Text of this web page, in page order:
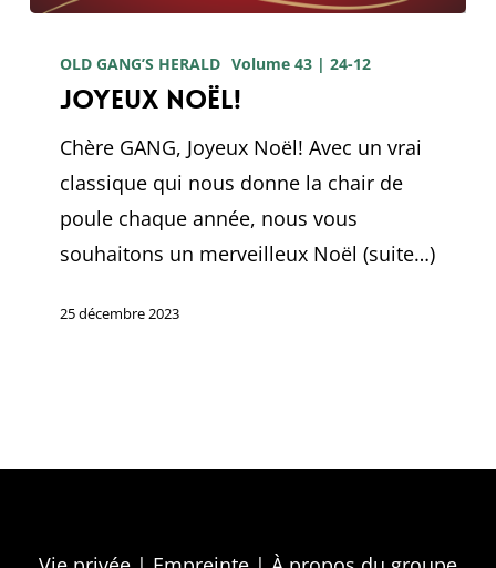
Noël!OLD GANG’S HERALD Volume 43 | 24-12
Joyeux Noël!
Chère GANG, Joyeux Noël! Avec un vrai
classique qui nous donne la chair de
poule chaque année, nous vous
souhaitons un merveilleux Noël (suite…)
25 décembre 2023